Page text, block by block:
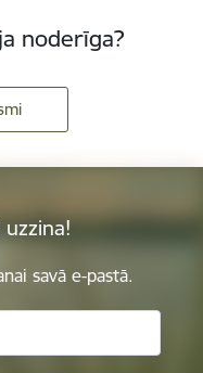
noderīga?
savā e-pastā.